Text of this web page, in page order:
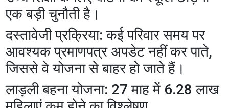
एक बड़ी चुनौती है।
​दस्तावेजी प्रक्रिया: कई परिवार समय पर
आवश्यक प्रमाणपत्र अपडेट नहीं कर पाते,
जिससे वे योजना से बाहर हो जाते हैं।
​लाड़ली बहना योजना: 27 माह में 6.28 लाख